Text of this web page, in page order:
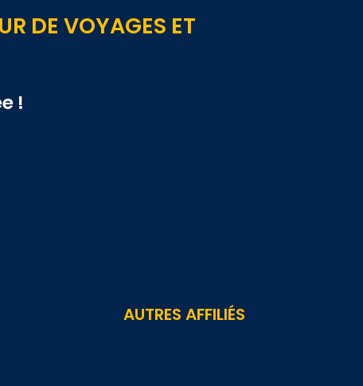
DE VOYAGES ET
!
AUTRES AFFILIÉS